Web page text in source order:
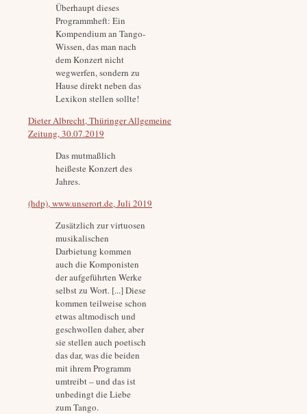
Überhaupt dieses
Programmheft: Ein
Kompendium an ­Tango-
Wissen, das man nach
dem Konzert nicht
wegwerfen, sondern zu
Hause direkt neben das
Lexikon stellen sollte!
Dieter Albrecht, Thüringer Allgemeine
Zeitung, 30.07.2019
Das mutmaßlich
heißeste Konzert des
Jahres.
(hdp), www.unserort.de, Juli 2019
Zusätzlich zur virtuosen
musikalischen
Darbietung kommen
auch die Komponisten
der aufgeführten Werke
selbst zu Wort. [...] Diese
kommen teilweise schon
etwas altmodisch und
geschwollen daher, aber
sie stellen auch poetisch
das dar, was die beiden
mit ihrem Programm
umtreibt – und das ist
unbedingt die Liebe
zum Tango.